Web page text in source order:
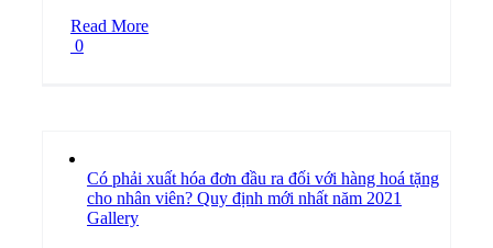
Read More
0
Có phải xuất hóa đơn đầu ra đối với hàng hoá tặng
cho nhân viên? Quy định mới nhất năm 2021
Gallery